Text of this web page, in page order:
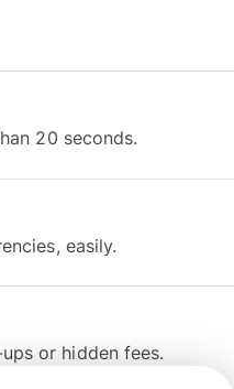
20 seconds.
easily.
or hidden fees.